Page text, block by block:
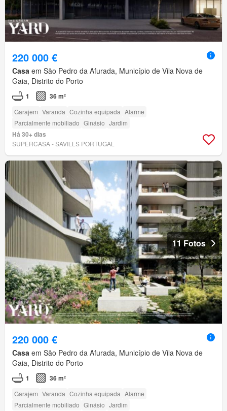
220 000 €
Casa em São Pedro da Afurada, Município de Vila Nova de
Gaia, Distrito do Porto
1 36 m²
Garajem Varanda Cozinha equipada Alarme
Parcialmente mobiliado Ginásio Jardim
Há 30+ dias
SUPERCASA - SAVILLS PORTUGAL
11 Fotos
220 000 €
Casa em São Pedro da Afurada, Município de Vila Nova de
Gaia, Distrito do Porto
1 36 m²
Garajem Varanda Cozinha equipada Alarme
Parcialmente mobiliado Ginásio Jardim